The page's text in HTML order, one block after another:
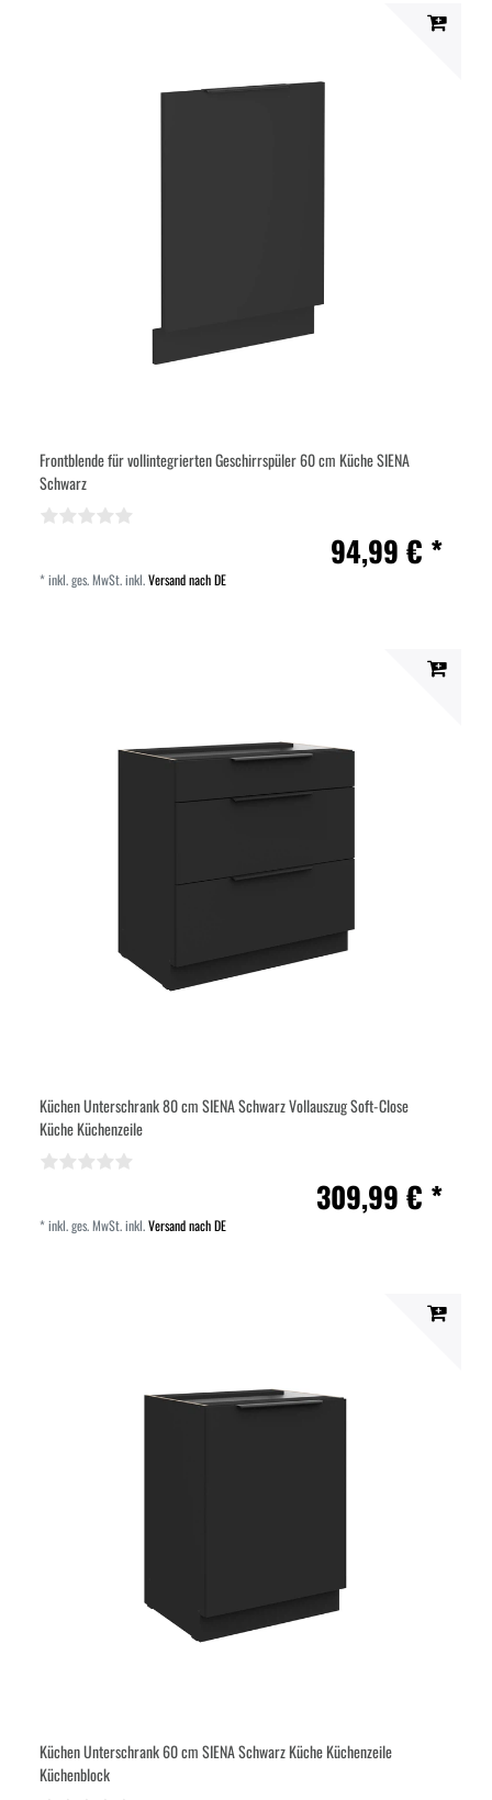
Frontblende für vollintegrierten Geschirrspüler 60 cm Küche SIENA
Schwarz
94,99 € *
*inkl. ges. MwSt.inkl.Versand nach DE
Küchen Unterschrank 80 cm SIENA Schwarz Vollauszug Soft-Close
Küche Küchenzeile
309,99 € *
*inkl. ges. MwSt.inkl.Versand nach DE
Küchen Unterschrank 60 cm SIENA Schwarz Küche Küchenzeile
Küchenblock